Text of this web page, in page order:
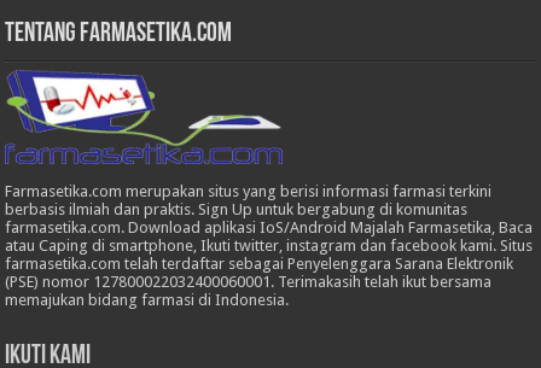
Tentang Farmasetika.com
Farmasetika.com merupakan situs yang berisi informasi farmasi terkini
berbasis ilmiah dan praktis. Sign Up untuk bergabung di komunitas
farmasetika.com. Download aplikasi IoS/Android Majalah Farmasetika, Baca
atau Caping di smartphone, Ikuti twitter, instagram dan facebook kami. Situs
farmasetika.com telah terdaftar sebagai Penyelenggara Sarana Elektronik
(PSE) nomor 127800022032400060001. Terimakasih telah ikut bersama
memajukan bidang farmasi di Indonesia.
Ikuti Kami